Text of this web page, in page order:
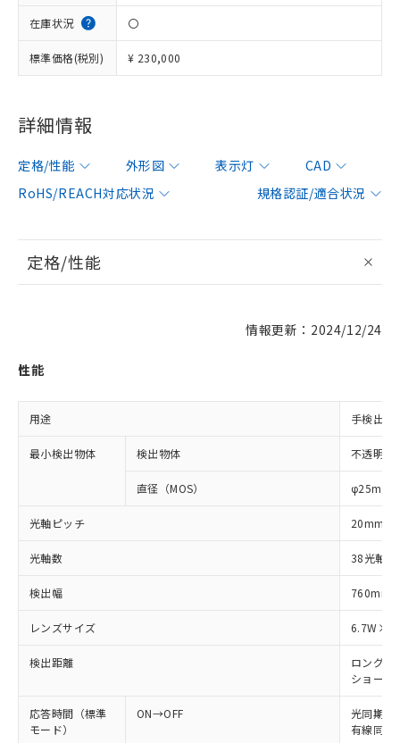
在庫状況 〇
標準価格(税別) ¥ 230,000
詳細情報
定格/性能 外形図 表示灯
CAD
RoHS/REACH対応状況
規格認証/適合状況
定格/性能
情報更新：2024/12/24
性能
用途 手検出用
最小検出物体 検出物体 不透明体
直径（MOS） φ25mm
光軸ピッチ 20mm
光軸数 38光軸
検出幅 760mm
レンズサイズ
検出距離
ロング
ショート
応答時間（標準
モード）
ON→OFF
光同期:
有線同期